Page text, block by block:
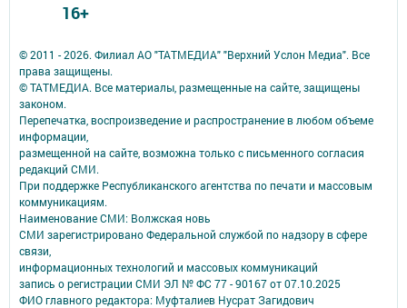
© 2011 - 2026. Филиал АО "ТАТМЕДИА" "Верхний Услон Медиа". Все
права защищены.
© ТАТМЕДИА. Все материалы, размещенные на сайте, защищены
законом.
Перепечатка, воспроизведение и распространение в любом объеме
информации,
размещенной на сайте, возможна только с письменного согласия
редакций СМИ.
При поддержке Республиканского агентства по печати и массовым
коммуникациям.
Наименование СМИ: Волжская новь
СМИ зарегистрировано Федеральной службой по надзору в сфере
связи,
информационных технологий и массовых коммуникаций
запись о регистрации СМИ ЭЛ № ФС 77 - 90167 от 07.10.2025
ФИО главного редактора: Муфталиев Нусрат Загидович
16+